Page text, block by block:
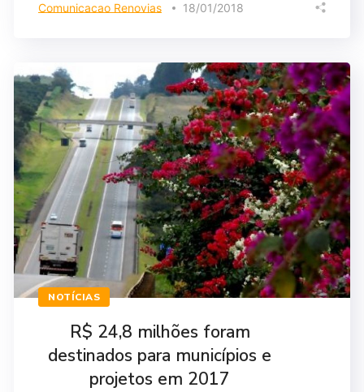
Comunicacao Renovias 18/01/2018
NOTÍCIAS
R$ 24,8 milhões foram
destinados para municípios e
projetos em 2017